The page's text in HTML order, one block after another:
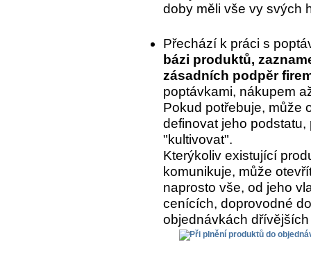
doby měli vše vy svých
Přechází k práci s
bázi produktů,
zásadních podpěr
poptávkami, nákupem
Pokud potřebuje, může
definovat jeho
"kultivovat".
Kterýkoliv existující
komunikuje, může
naprosto vše, od jeho
cenících, doprovodné
objednávkách